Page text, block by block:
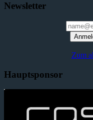
Newsletter
Zum
Hauptsponsor